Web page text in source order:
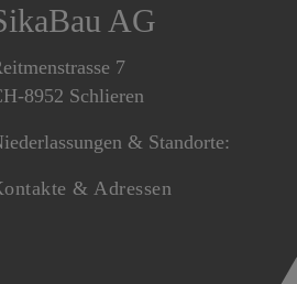
AG
7
8952 Schlieren
& Standorte:
& Adressen